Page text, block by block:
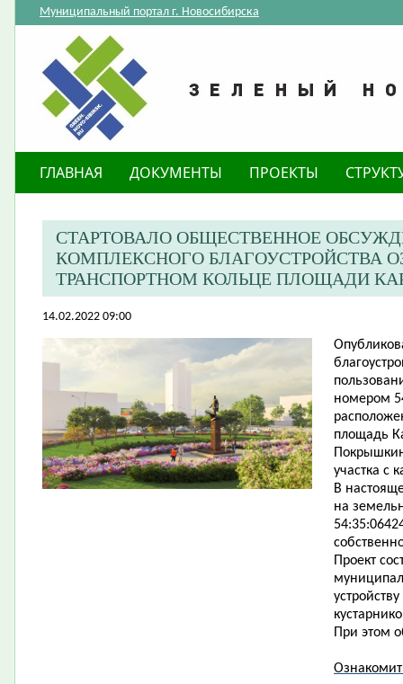
Муниципальный портал г. Новосибирска
ГЛАВНАЯ ДОКУМЕНТЫ ПРОЕКТЫ
СТАРТОВАЛО ОБЩЕСТВЕННОЕ
КОМПЛЕКСНОГО БЛАГОУСТРОЙСТВА
ТРАНСПОРТНОМ КОЛЬЦЕ ПЛОЩАДИ
14.02.2022 09:00
номером
площадь
участка с
В
на
Проект
При этом